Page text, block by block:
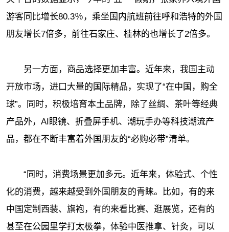
游客同比增长80.3％，乘坐国内航班前往呼和浩特的外国
朋友增长7倍多，前往石家庄、桂林的也增长了2倍多。
另一方面，商品选择更加丰富。近年来，我国主动
开放市场，进口大量的国际精品，实现了“在中国，购全
球”。同时，积极培育本土品牌，除了丝绸、茶叶等经典
产品外，AI眼镜、折叠屏手机、潮玩手办等科技潮流产
品，都在不断丰富着外国朋友的“必购必带”清单。
“同时，消费场景更加多元。近年来，体验式、个性
化的消费，越来越受到外国朋友的青睐。比如，有的来
中国定制西装、旗袍，有的来看比赛、逛展览，还有的
甚至在公园里学打太极拳，体验中医推拿、针灸，可以